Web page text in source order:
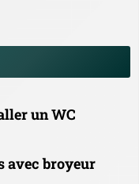
un WC
avec broyeur